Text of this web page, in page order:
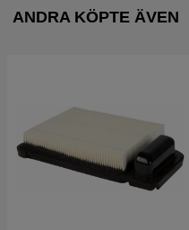
ANDRA KÖPTE ÄVEN